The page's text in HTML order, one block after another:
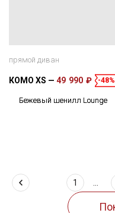
прямой диван
КОМО XS 49 990 ₽ -48%
Бежевый шенилл Lounge
1